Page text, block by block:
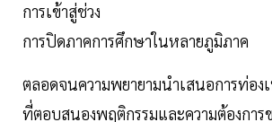
การเข้าสู่ช่วง
การปิดภาคการศึกษาในหลายภูมิภาค
ตลอดจนความพยายามนำเสนอการท่อง
ที่ตอบสนองพฤติกรรมและความต้องการ